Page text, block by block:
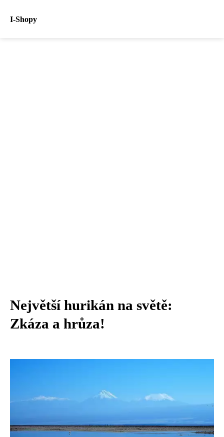
I-Shopy
Největší hurikán na světě:
Zkáza a hrůza!